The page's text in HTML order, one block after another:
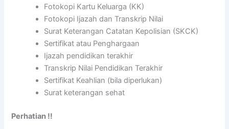
Fotokopi Kartu Keluarga (KK)
Fotokopi Ijazah dan Transkrip Nilai
Surat Keterangan Catatan Kepolisian (SKCK)
Sertifikat atau Penghargaan
Ijazah pendidikan terakhir
Transkrip Nilai Pendidikan Terakhir
Sertifikat Keahlian (bila diperlukan)
Surat keterangan sehat
Perhatian !!